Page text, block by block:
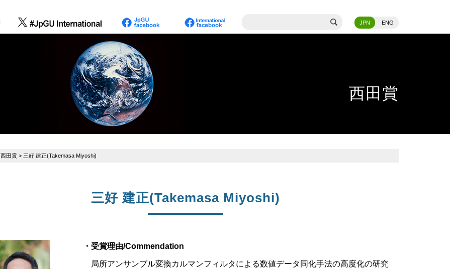
JPN ENG
西田賞
西田賞> 三好 建正(Takemasa Miyoshi)
三好 建正(Takemasa Miyoshi)
・受賞理由/Commendation
局所アンサンブル変換カルマンフィルタによる数値データ同化手法の高度化の研究